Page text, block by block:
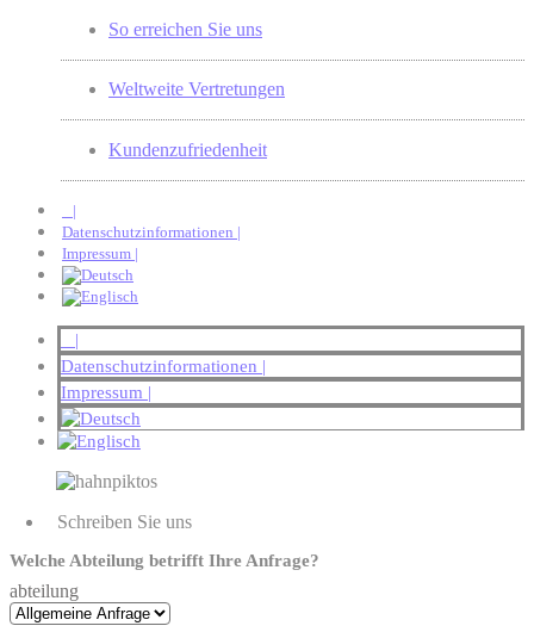
So erreichen Sie uns
Weltweite Vertretungen
Kundenzufriedenheit
|
Datenschutzinformationen |
Impressum |
|
Datenschutzinformationen |
Impressum |
Schreiben Sie uns
Welche Abteilung betrifft Ihre Anfrage?
abteilung